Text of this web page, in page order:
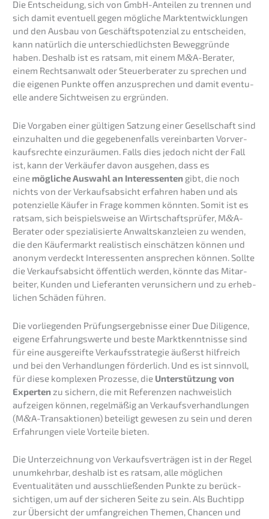
Die Entschei­dung, sich von GmbH-Antei­len zu trennen und
sich damit eventu­ell gegen mögli­che Markt­ent­wick­lun­gen
und den Ausbau von Geschäfts­po­ten­zi­al zu entschei­den,
kann natür­lich die unter­schied­lichs­ten Beweg­grün­de
haben. Deshalb ist es ratsam, mit einem M&A-Berater,
einem Rechts­an­walt oder Steuer­be­ra­ter zu sprechen und
die eigenen Punkte offen anzuspre­chen und damit eventu­
el­le andere Sicht­wei­sen zu ergründen.
Die Vorga­ben einer gülti­gen Satzung einer Gesell­schaft sind
einzu­hal­ten und die gegebe­nen­falls verein­bar­ten Vorver­
kaufs­rech­te einzu­räu­men. Falls dies jedoch nicht der Fall
ist, kann der Verkäu­fer davon ausge­hen, dass es
eine mögli­che Auswahl an Inter­es­sen­ten gibt, die noch
nichts von der Verkaufs­ab­sicht erfah­ren haben und als
poten­zi­el­le Käufer in Frage kommen könnten. Somit ist es
ratsam, sich beispiels­wei­se an Wirtschafts­prü­fer, M&A-
Berater oder spezia­li­sier­te Anwalts­kanz­lei­en zu wenden,
die den Käufer­markt realis­tisch einschät­zen können und
anonym verdeckt Inter­es­sen­ten anspre­chen können. Sollte
die Verkaufs­ab­sicht öffent­lich werden, könnte das Mitar­
bei­ter, Kunden und Liefe­ran­ten verun­si­chern und zu erheb­
li­chen Schäden führen.
Die vorlie­gen­den Prüfungs­er­geb­nis­se einer Due Diligence,
eigene Erfah­rungs­wer­te und beste Markt­kennt­nis­se sind
für eine ausge­reif­te Verkaufs­stra­te­gie äußerst hilfreich
und bei den Verhand­lun­gen förder­lich. Und es ist sinnvoll,
für diese komple­xen Prozes­se, die Unter­stüt­zung von
Exper­ten zu sichern, die mit Referen­zen nachweis­lich
aufzei­gen können, regel­mä­ßig an Verkaufs­ver­hand­lun­gen
(M&A-Transaktionen) betei­ligt gewesen zu sein und deren
Erfah­run­gen viele Vortei­le bieten.
Die Unter­zeich­nung von Verkaufs­ver­trä­gen ist in der Regel
unumkehr­bar, deshalb ist es ratsam, alle mögli­chen
Eventua­li­tä­ten und ausschlie­ßen­den Punkte zu berück­
sich­ti­gen, um auf der siche­ren Seite zu sein. Als Buchtipp
zur Übersicht der umfang­rei­chen Themen, Chancen und